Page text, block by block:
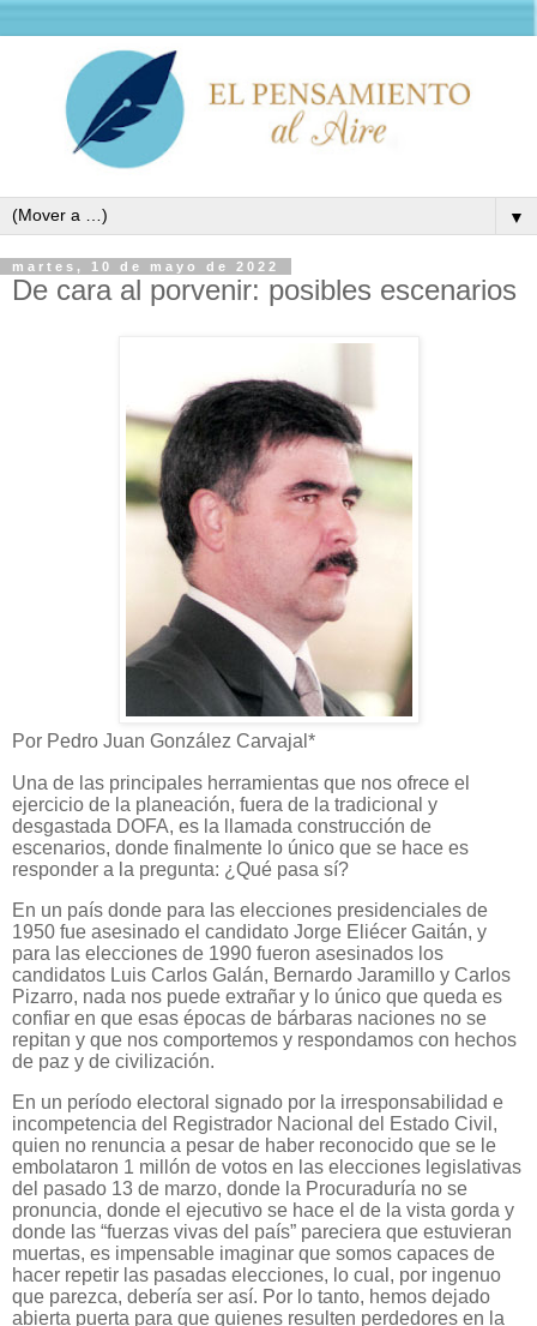
▼
martes, 10 de mayo de 2022
De cara al porvenir: posibles escenarios
Por Pedro Juan González Carvajal*
Una de las principales herramientas que nos ofrece el
ejercicio de la planeación, fuera de la tradicional y
desgastada DOFA, es la llamada construcción de
escenarios, donde finalmente lo único que se hace es
responder a la pregunta: ¿Qué pasa sí?
En un país donde para las elecciones presidenciales de
1950 fue asesinado el candidato Jorge Eliécer Gaitán, y
para las elecciones de 1990 fueron asesinados los
candidatos Luis Carlos Galán, Bernardo Jaramillo y Carlos
Pizarro, nada nos puede extrañar y lo único que queda es
confiar en que esas épocas de bárbaras naciones no se
repitan y que nos comportemos y respondamos con hechos
de paz y de civilización.
En un período electoral signado por la irresponsabilidad e
incompetencia del Registrador Nacional del Estado Civil,
quien no renuncia a pesar de haber reconocido que se le
embolataron 1 millón de votos en las elecciones legislativas
del pasado 13 de marzo, donde la Procuraduría no se
pronuncia, donde el ejecutivo se hace el de la vista gorda y
donde las “fuerzas vivas del país” pareciera que estuvieran
muertas, es impensable imaginar que somos capaces de
hacer repetir las pasadas elecciones, lo cual, por ingenuo
que parezca, debería ser así. Por lo tanto, hemos dejado
abierta puerta para que quienes resulten perdedores en la